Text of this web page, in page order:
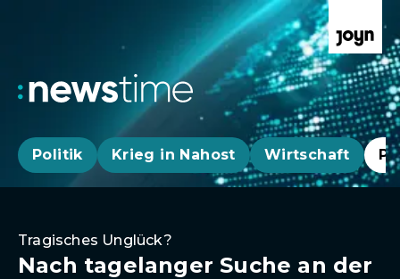
Politik Krieg in Nahost Wirtschaft
Tragisches Unglück?
Nach tagelanger Suche an der